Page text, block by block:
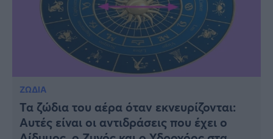
ΖΩΔΙΑ
Τα ζώδια του αέρα όταν εκνευρίζονται:
Αυτές είναι οι αντιδράσεις που έχει ο